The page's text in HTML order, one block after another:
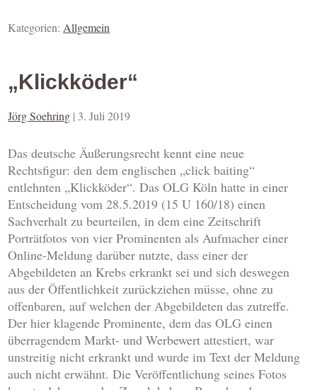
Kategorien:Allgemein
„Klickköder“
Jörg Soehring | 3. Juli 2019
Das deutsche Äußerungsrecht kennt eine neue
Rechtsfigur: den dem englischen „click baiting“
entlehnten „Klickköder“. Das OLG Köln hatte in einer
Entscheidung vom 28.5.2019 (15 U 160/18) einen
Sachverhalt zu beurteilen, in dem eine Zeitschrift
Porträtfotos von vier Prominenten als Aufmacher einer
Online-Meldung darüber nutzte, dass einer der
Abgebildeten an Krebs erkrankt sei und sich deswegen
aus der Öffentlichkeit zurückziehen müsse, ohne zu
offenbaren, auf welchen der Abgebildeten das zutreffe.
Der hier klagende Prominente, dem das OLG einen
überragendem Markt- und Werbewert attestiert, war
unstreitig nicht erkrankt und wurde im Text der Meldung
auch nicht erwähnt. Die Veröffentlichung seines Fotos